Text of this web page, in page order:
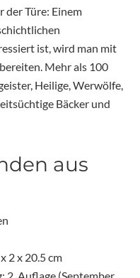
der Türe: Einem
ist, wird man mit
Mehr als 100
Heilige, Werwölfe,
Bäcker und
aus
2 x 20.5 cm